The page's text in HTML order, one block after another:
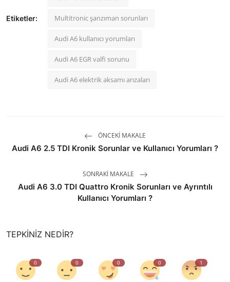
Etiketler: Multitronic şanzıman sorunları
Audi A6 kullanıcı yorumları
Audi A6 EGR valfi sorunu
Audi A6 elektrik aksamı arızaları
ÖNCEKI MAKALE
Audi A6 2.5 TDI Kronik Sorunlar ve Kullanıcı Yorumları ?
SONRAKI MAKALE
Audi A6 3.0 TDI Quattro Kronik Sorunları ve Ayrıntılı
Kullanıcı Yorumları ?
TEPKINIZ NEDIR?
0 0 0 0 1